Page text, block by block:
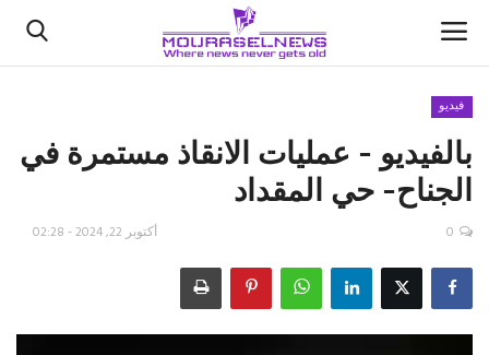
الأخبار
كتّابنا
اقتصاد
فيديو
بالفيديو - عمليات الانقاذ مستمرة في
الجناح- حي المقداد
أكتوبر 22, 2024 - 02:28 0